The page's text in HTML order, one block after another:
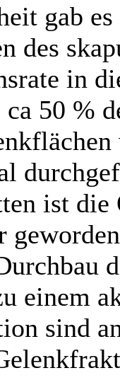
gab
des
in
50 %
ist die
einem
sind